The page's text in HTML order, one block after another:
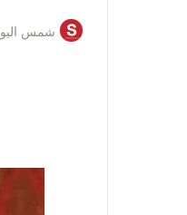
شمس اليوم